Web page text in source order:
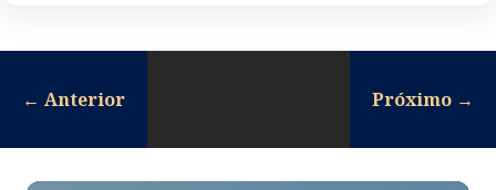
← Anterior Próximo →